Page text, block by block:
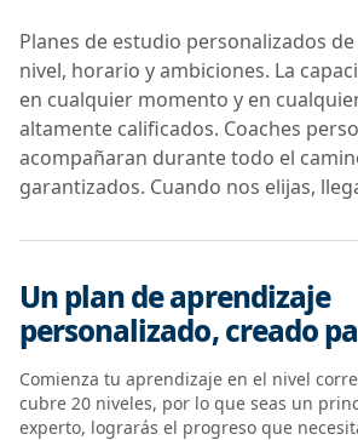
Planes de estudio personalizados
nivel, horario y ambiciones. La
en cualquier momento y en
altamente calificados. Coaches
acompañaran durante todo el
garantizados. Cuando nos elijas,
Un plan de aprendizaje
personalizado, creado
Comienza tu aprendizaje en el nivel
cubre 20 niveles, por lo que seas un
experto, lograrás el progreso que